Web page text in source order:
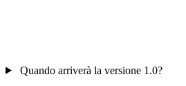
Quando arriverà la versione 1.0?